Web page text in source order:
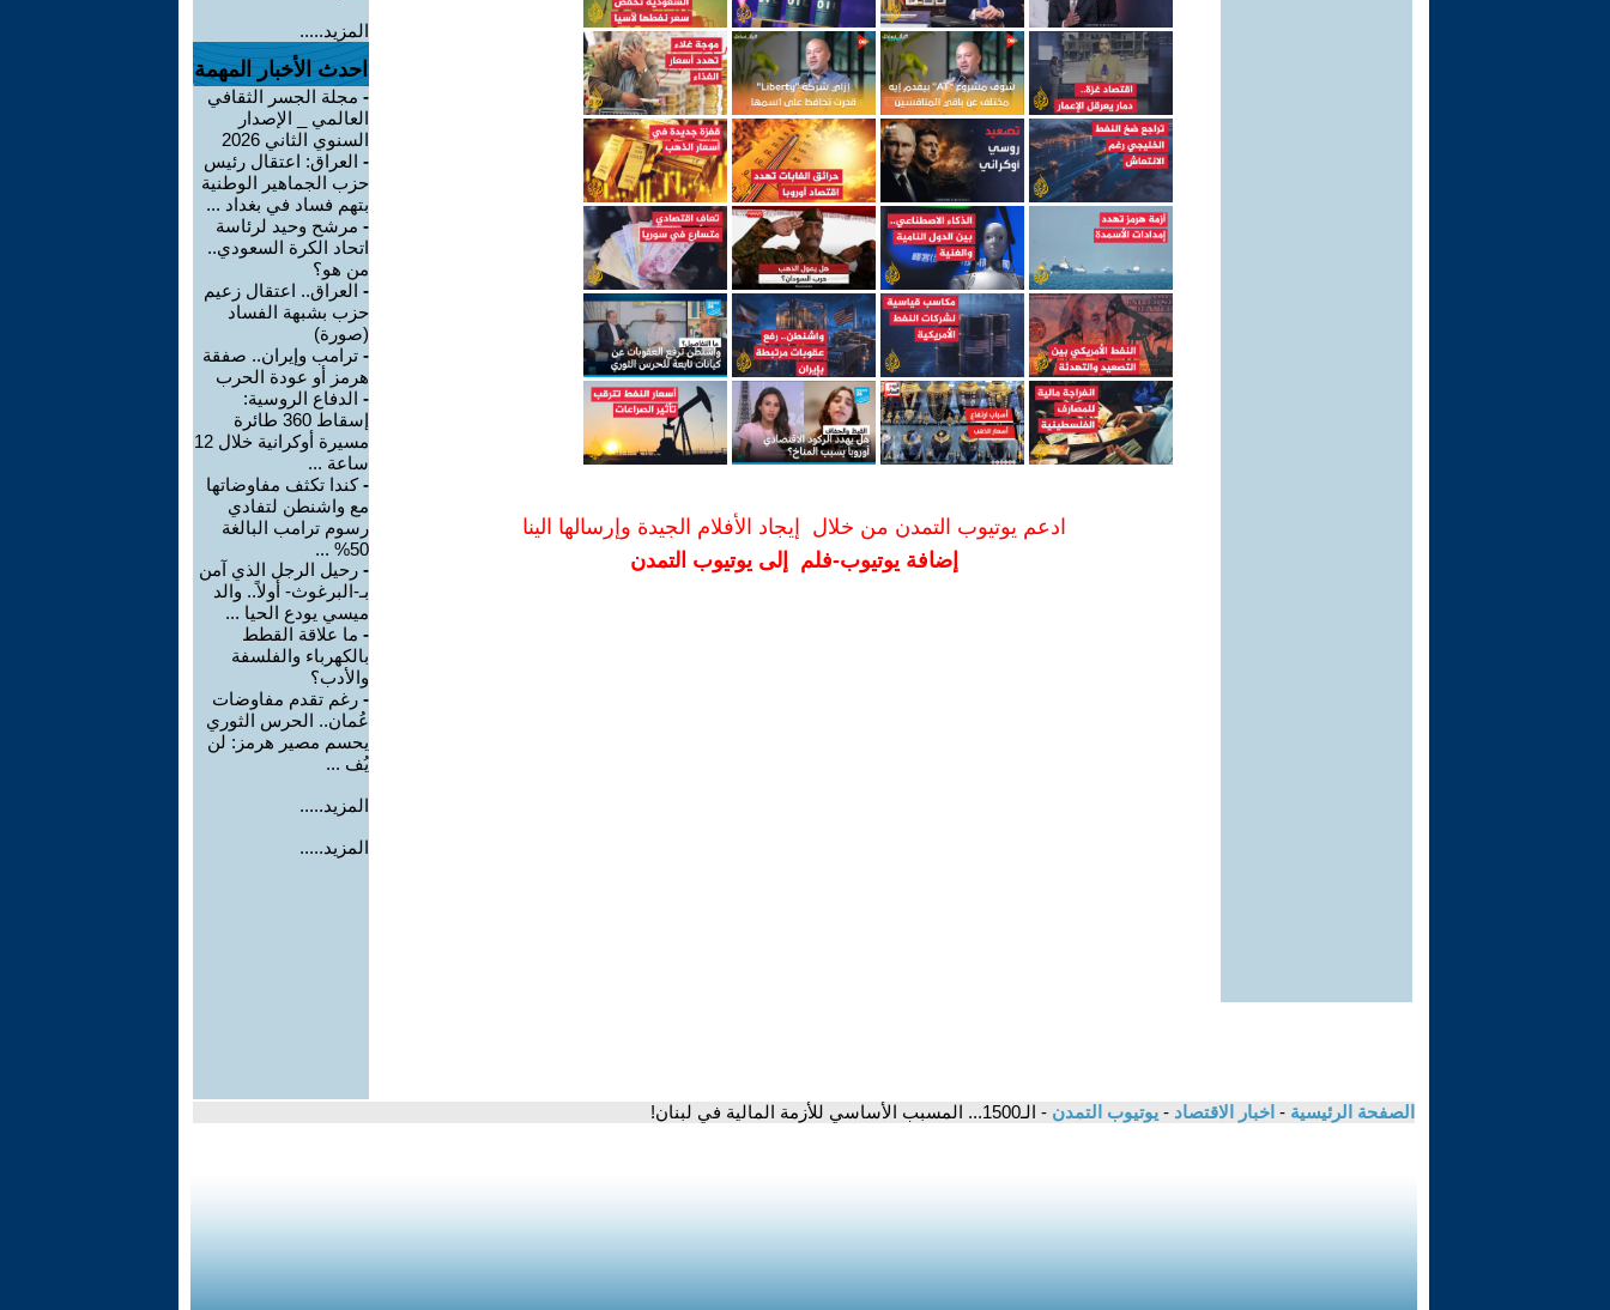
ادعم يوتيوب التمدن من خلال إيجاد الأفلام الجيدة وإرسالها الينا
إضافة يوتيوب-فلم إلى يوتيوب التمدن
المزيد.....
احدث الأخبار المهمة
- مجلة الجسر الثقافي
العالمي _ الإصدار
السنوي الثاني 2026
- العراق: اعتقال رئيس
حزب الجماهير الوطنية
بتهم فساد في بغداد ...
- مرشح وحيد لرئاسة
اتحاد الكرة السعودي..
من هو؟
- العراق.. اعتقال زعيم
حزب بشبهة الفساد
(صورة)
- ترامب وإيران.. صفقة
هرمز أو عودة الحرب
- الدفاع الروسية:
إسقاط 360 طائرة
مسيرة أوكرانية خلال 12
ساعة ...
-كندا تكثف مفاوضاتها
مع واشنطن لتفادي
رسوم ترامب البالغة
50% ...
- رحيل الرجل الذي آمن
بـ-البرغوث- أولاً.. والد
ميسي يودع الحيا ...
- ما علاقة القطط
بالكهرباء والفلسفة
والأدب؟
- رغم تقدم مفاوضات
عُمان.. الحرس الثوري
يحسم مصير هرمز: لن
يُف ...
المزيد.....
المزيد.....
الصفحة الرئيسية - اخبار الاقتصاد - يوتيوب التمدن - الـ1500... المسبب الأساسي للأزمة المالية في لبنان!